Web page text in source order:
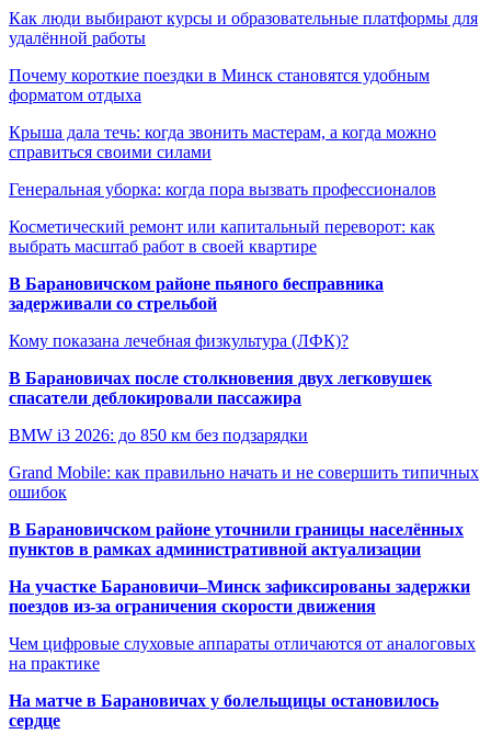
Как люди выбирают курсы и образовательные платформы для
удалённой работы
Почему короткие поездки в Минск становятся удобным
форматом отдыха
Крыша дала течь: когда звонить мастерам, а когда можно
справиться своими силами
Генеральная уборка: когда пора вызвать профессионалов
Косметический ремонт или капитальный переворот: как
выбрать масштаб работ в своей квартире
В Барановичском районе пьяного бесправника
задерживали со стрельбой
Кому показана лечебная физкультура (ЛФК)?
В Барановичах после столкновения двух легковушек
спасатели деблокировали пассажира
BMW i3 2026: до 850 км без подзарядки
Grand Mobile: как правильно начать и не совершить типичных
ошибок
В Барановичском районе уточнили границы населённых
пунктов в рамках административной актуализации
На участке Барановичи–Минск зафиксированы задержки
поездов из-за ограничения скорости движения
Чем цифровые слуховые аппараты отличаются от аналоговых
на практике
На матче в Барановичах у болельщицы остановилось
сердце